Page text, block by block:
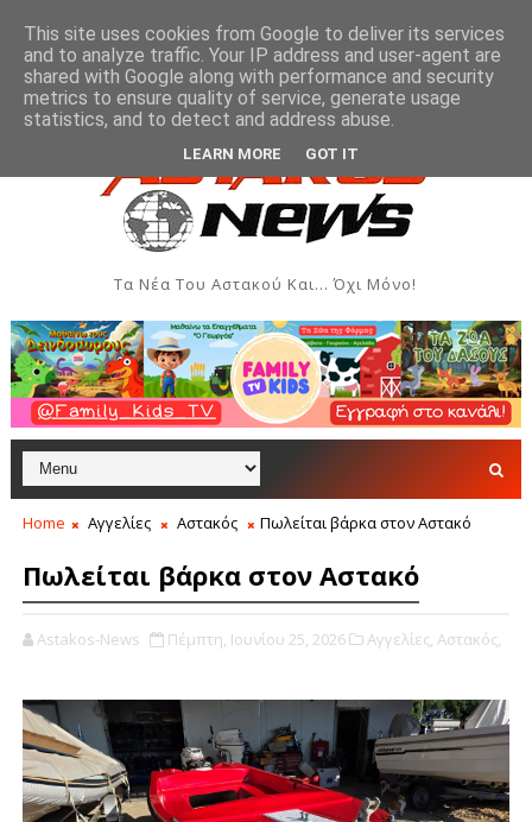
- Αύγουστος 2026 ΑΣΤΑΚΌΣ Όρθρος και Θεία
Τα Νέα Του Αστακού Και... Όχι Μόνο!
Home Αγγελίες Αστακός Πωλείται βάρκα στον Αστακό
Πωλείται βάρκα στον Αστακό
Astakos-News Πέμπτη, Ιουνίου 25, 2026 Αγγελίες, Αστακός,
This site uses cookies from Google to deliver its services
and to analyze traffic. Your IP address and user-agent are
shared with Google along with performance and security
metrics to ensure quality of service, generate usage
statistics, and to detect and address abuse.
LEARN MORE GOT IT